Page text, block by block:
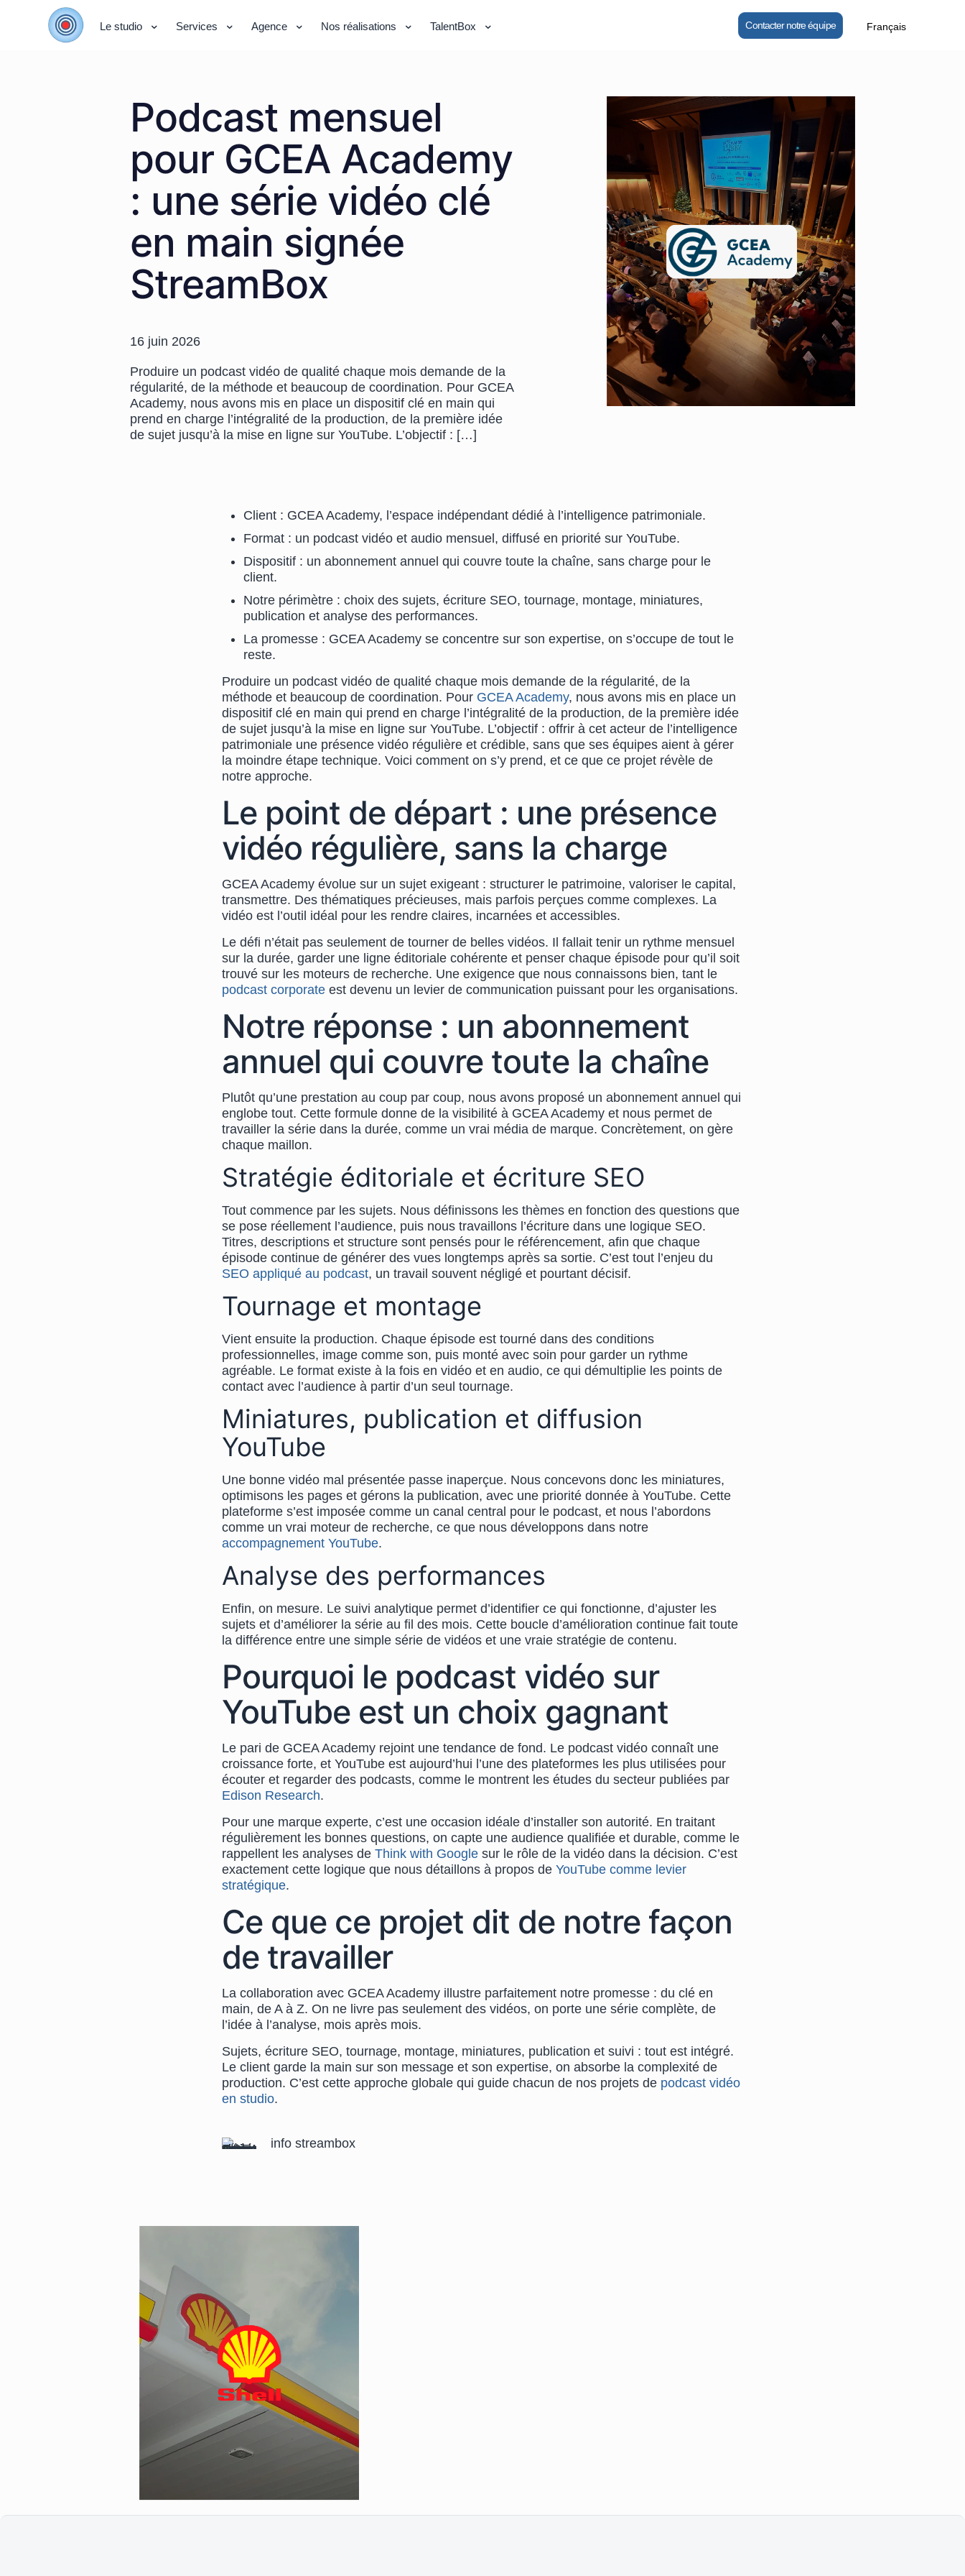
Le studio Services Agence Nos réalisations TalentBox Contacter notre équipe Français
Podcast mensuel
pour GCEA Academy
: une série vidéo clé
en main signée
StreamBox
16 juin 2026
Produire un podcast vidéo de qualité chaque mois demande de la
régularité, de la méthode et beaucoup de coordination. Pour GCEA
Academy, nous avons mis en place un dispositif clé en main qui
prend en charge l’intégralité de la production, de la première idée
de sujet jusqu’à la mise en ligne sur YouTube. L’objectif : […]
Client : GCEA Academy, l’espace indépendant dédié à l’intelligence patrimoniale.
Format : un podcast vidéo et audio mensuel, diffusé en priorité sur YouTube.
Dispositif : un abonnement annuel qui couvre toute la chaîne, sans charge pour le
client.
Notre périmètre : choix des sujets, écriture SEO, tournage, montage, miniatures,
publication et analyse des performances.
La promesse : GCEA Academy se concentre sur son expertise, on s’occupe de tout le
reste.
Produire un podcast vidéo de qualité chaque mois demande de la régularité, de la
méthode et beaucoup de coordination. Pour GCEA Academy, nous avons mis en place un
dispositif clé en main qui prend en charge l’intégralité de la production, de la première idée
de sujet jusqu’à la mise en ligne sur YouTube. L’objectif : offrir à cet acteur de l’intelligence
patrimoniale une présence vidéo régulière et crédible, sans que ses équipes aient à gérer
la moindre étape technique. Voici comment on s’y prend, et ce que ce projet révèle de
notre approche.
Le point de départ : une présence
vidéo régulière, sans la charge
GCEA Academy évolue sur un sujet exigeant : structurer le patrimoine, valoriser le capital,
transmettre. Des thématiques précieuses, mais parfois perçues comme complexes. La
vidéo est l’outil idéal pour les rendre claires, incarnées et accessibles.
Le défi n’était pas seulement de tourner de belles vidéos. Il fallait tenir un rythme mensuel
sur la durée, garder une ligne éditoriale cohérente et penser chaque épisode pour qu’il soit
trouvé sur les moteurs de recherche. Une exigence que nous connaissons bien, tant le
podcast corporate est devenu un levier de communication puissant pour les organisations.
Notre réponse : un abonnement
annuel qui couvre toute la chaîne
Plutôt qu’une prestation au coup par coup, nous avons proposé un abonnement annuel qui
englobe tout. Cette formule donne de la visibilité à GCEA Academy et nous permet de
travailler la série dans la durée, comme un vrai média de marque. Concrètement, on gère
chaque maillon.
Stratégie éditoriale et écriture SEO
Tout commence par les sujets. Nous définissons les thèmes en fonction des questions que
se pose réellement l’audience, puis nous travaillons l’écriture dans une logique SEO.
Titres, descriptions et structure sont pensés pour le référencement, afin que chaque
épisode continue de générer des vues longtemps après sa sortie. C’est tout l’enjeu du
SEO appliqué au podcast, un travail souvent négligé et pourtant décisif.
Tournage et montage
Vient ensuite la production. Chaque épisode est tourné dans des conditions
professionnelles, image comme son, puis monté avec soin pour garder un rythme
agréable. Le format existe à la fois en vidéo et en audio, ce qui démultiplie les points de
contact avec l’audience à partir d’un seul tournage.
Miniatures, publication et diffusion
YouTube
Une bonne vidéo mal présentée passe inaperçue. Nous concevons donc les miniatures,
optimisons les pages et gérons la publication, avec une priorité donnée à YouTube. Cette
plateforme s’est imposée comme un canal central pour le podcast, et nous l’abordons
comme un vrai moteur de recherche, ce que nous développons dans notre
accompagnement YouTube.
Analyse des performances
Enfin, on mesure. Le suivi analytique permet d’identifier ce qui fonctionne, d’ajuster les
sujets et d’améliorer la série au fil des mois. Cette boucle d’amélioration continue fait toute
la différence entre une simple série de vidéos et une vraie stratégie de contenu.
Pourquoi le podcast vidéo sur
YouTube est un choix gagnant
Le pari de GCEA Academy rejoint une tendance de fond. Le podcast vidéo connaît une
croissance forte, et YouTube est aujourd’hui l’une des plateformes les plus utilisées pour
écouter et regarder des podcasts, comme le montrent les études du secteur publiées par
Edison Research.
Pour une marque experte, c’est une occasion idéale d’installer son autorité. En traitant
régulièrement les bonnes questions, on capte une audience qualifiée et durable, comme le
rappellent les analyses de Think with Google sur le rôle de la vidéo dans la décision. C’est
exactement cette logique que nous détaillons à propos de YouTube comme levier
stratégique.
Ce que ce projet dit de notre façon
de travailler
La collaboration avec GCEA Academy illustre parfaitement notre promesse : du clé en
main, de A à Z. On ne livre pas seulement des vidéos, on porte une série complète, de
l’idée à l’analyse, mois après mois.
Sujets, écriture SEO, tournage, montage, miniatures, publication et suivi : tout est intégré.
Le client garde la main sur son message et son expertise, on absorbe la complexité de
production. C’est cette approche globale qui guide chacun de nos projets de podcast vidéo
en studio.
info streambox